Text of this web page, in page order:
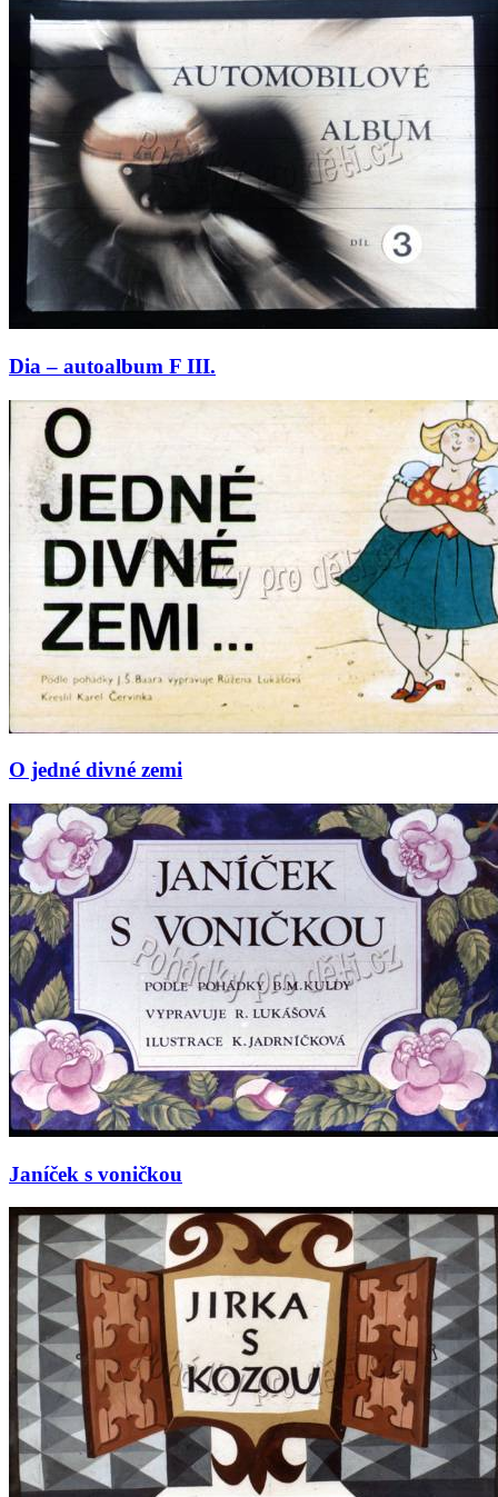
Dia – autoalbum F III.
O jedné divné zemi
Janíček s voničkou